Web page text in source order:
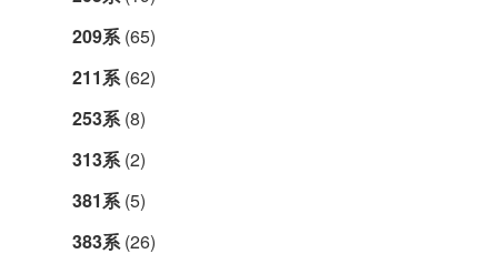
209系(65)
211系(62)
253系(8)
313系(2)
381系(5)
383系(26)